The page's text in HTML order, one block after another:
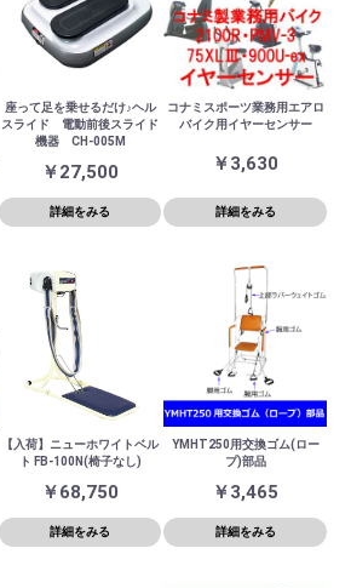
座って足を乗せるだけ♪ヘル
スライド 電動前後スライド
機器 CH-005M
￥27,500
詳細をみる
コナミスポーツ業務用エアロ
バイク用イヤーセンサー
￥3,630
詳細をみる
【入荷】ニューホワイトベル
ト FB-100N(椅子なし)
￥68,750
詳細をみる
YMHT250用交換ゴム(ロー
プ)部品
￥3,465
詳細をみる